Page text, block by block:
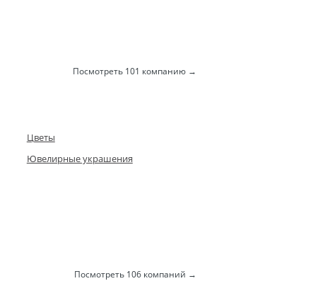
Посмотреть 101 компанию
Цветы
Ювелирные украшения
Посмотреть 106 компаний